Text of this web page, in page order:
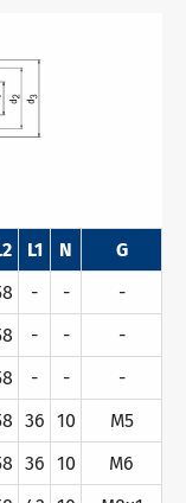
L1 N
G
- -
-
- -
-
- -
-
36 10
M5
36 10
M6